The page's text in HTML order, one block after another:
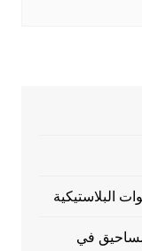
البلاستيكية
مساحيق في